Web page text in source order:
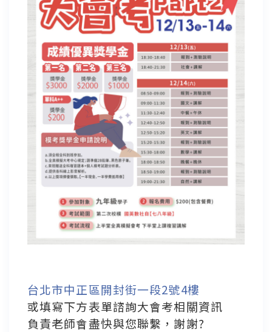
台北市中正區開封街一段2號4樓
或填寫下方表單諮詢大會考相關資訊
負責老師會盡快與您聯繫，謝謝?